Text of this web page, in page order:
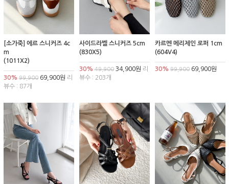
[소가죽] 에르 스니커즈 4c
m
(1011X2)
30% 99,900 69,900원 리
뷰수 : 87개
사이드라벨 스니커즈 5cm
(830X5)
30% 49,90034,900원 리
뷰수 : 203개
카르멘 메리제인 로퍼 1cm
(604V4)
30% 99,90069,900원